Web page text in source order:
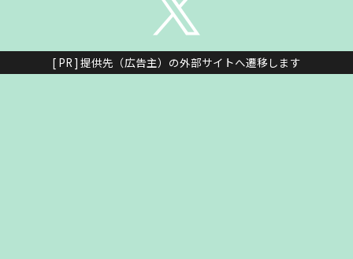
[ PR ] 提供先（広告主）の外部サイトへ遷移します